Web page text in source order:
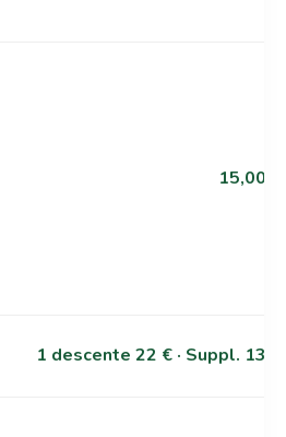
15,00 €
1 descente 22 € · Suppl. 13 €